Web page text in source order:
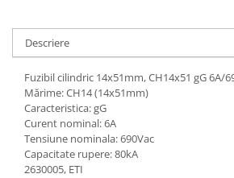
Accesorii convertizoare frecventa
Senzori
Cabluri senzori
Senzori inductivi
Senzori optici
Senzori presiune
Descriere
Fuzibil cilindric 14x51mm, CH14x51 gG 6A/
Mărime: CH14 (14x51mm)
Caracteristica: gG
Curent nominal: 6A
Tensiune nominala: 690Vac
Capacitate rupere: 80kA
2630005, ETI